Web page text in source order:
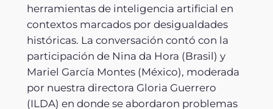
herramientas de inteligencia artificial en
contextos marcados por desigualdades
históricas. La conversación contó con la
participación de Nina da Hora (Brasil) y
Mariel García Montes (México), moderada
por nuestra directora Gloria Guerrero
(ILDA) en donde se abordaron problemas